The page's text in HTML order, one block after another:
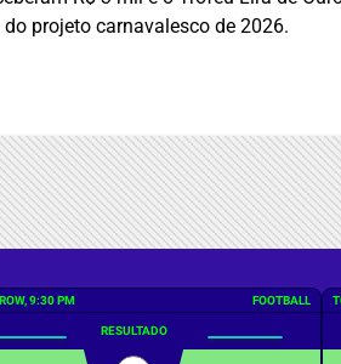
projeto carnavalesco de 2026.